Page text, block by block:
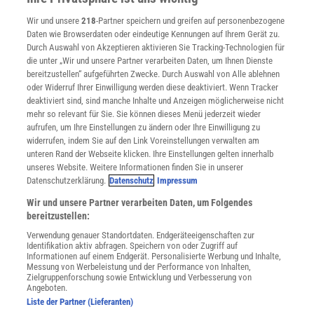
Menschen mit Reizdarm Schmerzen verarbeiten. Dazu fragten sie
27 Frauen, unter denen 15 Betroffene waren, ob und in welchem
Ausmaß sie depressive und Angstsymptome verspürten. Dann
führten sie bei ihnen einen endoskopischen Eingriff durch, bei dem
sie einen aufblasbaren Ballon in den Enddarm der Probandinnen
einbrachten. Diesen dehnten sie anschließend, bis die individuelle
Schmerzschwelle der Behandelten erreicht war.
Bei der Prozedur lagen die Frauen in einem Scanner, der ihre
Hirnaktivität aufzeichnete. Wie erwartet, spürten Erkrankte den
Dehnungsschmerz im Schnitt früher als Gesunde. Aufnahmen
mittels funktioneller Magnetresonanztomografie (fMRT) zeigten
bei Patientinnen mit überdurchschnittlichen Angstsymptomen eine
erhöhte Aktivität in Teilen des zingulären Kortex, während sie unter
Schmerzen litten. Dieses Areal ist sowohl bei Angst als auch bei
der Schmerzverarbeitung involviert. Bei jenen mit Reizdarm sowie
stärkeren depressiven Symptomen stieg bei Schmerz die Aktivität
im präfrontalen Kortex und in Teilen des Kleinhirns an. Zusammen
Verträge kündigen
Widerruf
INFO
Mediadaten
Datenschutz
Nutzungsbedingungen
Cookie-Einstellungen
Utiq verwalten
Nutzungsbasierte Onlinewerbung
Alle Artikel
Impressum
Angebote für Schulen
Angebote für Institutionen
Sprachen lernen mit Gymglish
Lexika
Für Spektrum schreiben
Zugänglichkeitserklärung
Wir und unsere218-Partner speichern und greifen auf personenbezogene
Daten wie Browserdaten oder eindeutige Kennungen auf Ihrem Gerät zu.
Durch Auswahl von Akzeptieren aktivieren Sie Tracking-Technologien für
die unter „Wir und unsere Partner verarbeiten Daten, um Ihnen Dienste
bereitzustellen“ aufgeführten Zwecke. Durch Auswahl von Alle ablehnen
oder Widerruf Ihrer Einwilligung werden diese deaktiviert. Wenn Tracker
deaktiviert sind, sind manche Inhalte und Anzeigen möglicherweise nicht
mehr so relevant für Sie. Sie können dieses Menü jederzeit wieder
aufrufen, um Ihre Einstellungen zu ändern oder Ihre Einwilligung zu
widerrufen, indem Sie auf den Link Voreinstellungen verwalten am
unteren Rand der Webseite klicken. Ihre Einstellungen gelten innerhalb
unseres Website. Weitere Informationen finden Sie in unserer
Datenschutzerklärung. Datenschutz Impressum
Wir und unsere Partner verarbeiten Daten, um Folgendes
bereitzustellen:
Verwendung genauer Standortdaten. Endgeräteeigenschaften zur
Identifikation aktiv abfragen. Speichern von oder Zugriff auf
Informationen auf einem Endgerät. Personalisierte Werbung und Inhalte,
Messung von Werbeleistung und der Performance von Inhalten,
Zielgruppenforschung sowie Entwicklung und Verbesserung von
Angeboten.
Liste der Partner (Lieferanten)